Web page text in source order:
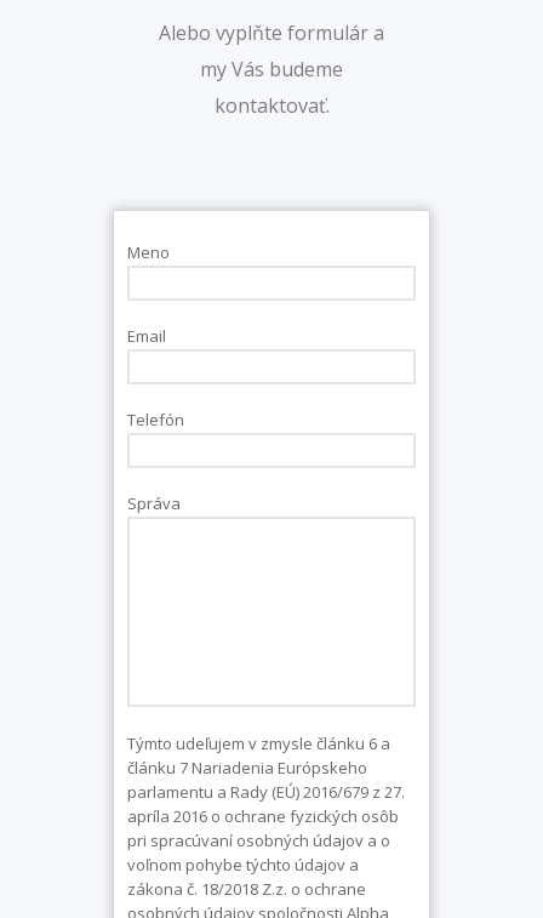
Alebo vyplňte formulár a
my Vás budeme
kontaktovať.
Meno
Email
Telefón
Správa
Týmto udeľujem v zmysle článku 6 a
článku 7 Nariadenia Európskeho
parlamentu a Rady (EÚ) 2016/679 z 27.
apríla 2016 o ochrane fyzických osôb
pri spracúvaní osobných údajov a o
voľnom pohybe týchto údajov a
zákona č. 18/2018 Z.z. o ochrane
osobných údajov spoločnosti Alpha